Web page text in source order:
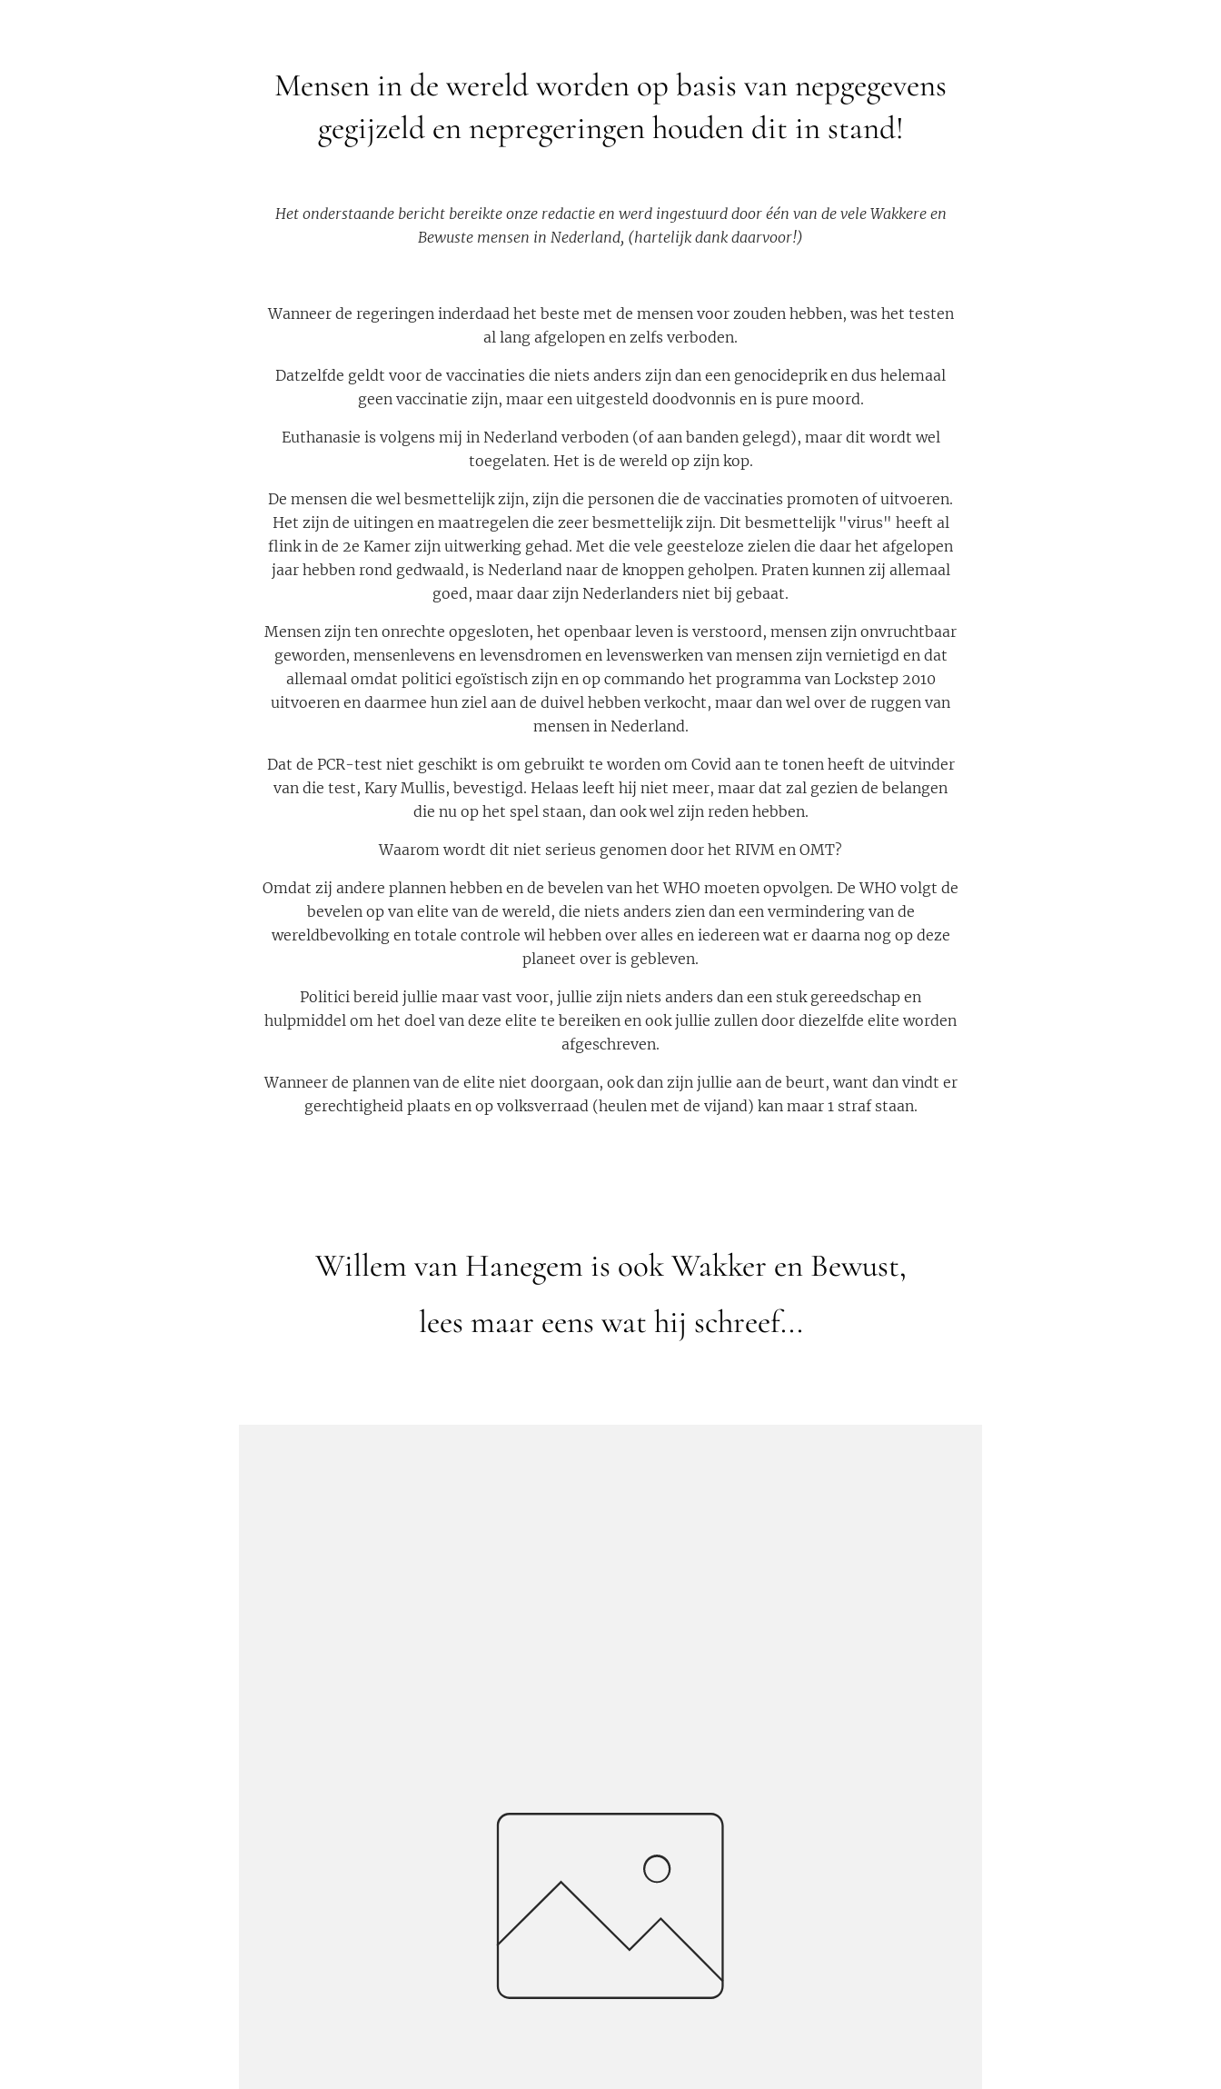
Mensen in de wereld worden op basis van nepgegevens
gegijzeld en nepregeringen houden dit in stand!
Het onderstaande bericht bereikte onze redactie en werd ingestuurd door één van de vele Wakkere en
Bewuste mensen in Nederland, (hartelijk dank daarvoor!)
Wanneer de regeringen inderdaad het beste met de mensen voor zouden hebben, was het testen
al lang afgelopen en zelfs verboden.
Datzelfde geldt voor de vaccinaties die niets anders zijn dan een genocideprik en dus helemaal
geen vaccinatie zijn, maar een uitgesteld doodvonnis en is pure moord.
Euthanasie is volgens mij in Nederland verboden (of aan banden gelegd), maar dit wordt wel
toegelaten. Het is de wereld op zijn kop.
De mensen die wel besmettelijk zijn, zijn die personen die de vaccinaties promoten of uitvoeren.
Het zijn de uitingen en maatregelen die zeer besmettelijk zijn. Dit besmettelijk "virus" heeft al
flink in de 2e Kamer zijn uitwerking gehad. Met die vele geesteloze zielen die daar het afgelopen
jaar hebben rond gedwaald, is Nederland naar de knoppen geholpen. Praten kunnen zij allemaal
goed, maar daar zijn Nederlanders niet bij gebaat.
Mensen zijn ten onrechte opgesloten, het openbaar leven is verstoord, mensen zijn onvruchtbaar
geworden, mensenlevens en levensdromen en levenswerken van mensen zijn vernietigd en dat
allemaal omdat politici egoïstisch zijn en op commando het programma van Lockstep 2010
uitvoeren en daarmee hun ziel aan de duivel hebben verkocht, maar dan wel over de ruggen van
mensen in Nederland.
Dat de PCR-test niet geschikt is om gebruikt te worden om Covid aan te tonen heeft de uitvinder
van die test, Kary Mullis, bevestigd. Helaas leeft hij niet meer, maar dat zal gezien de belangen
die nu op het spel staan, dan ook wel zijn reden hebben.
Waarom wordt dit niet serieus genomen door het RIVM en OMT?
Omdat zij andere plannen hebben en de bevelen van het WHO moeten opvolgen. De WHO volgt de
bevelen op van elite van de wereld, die niets anders zien dan een vermindering van de
wereldbevolking en totale controle wil hebben over alles en iedereen wat er daarna nog op deze
planeet over is gebleven.
Politici bereid jullie maar vast voor, jullie zijn niets anders dan een stuk gereedschap en
hulpmiddel om het doel van deze elite te bereiken en ook jullie zullen door diezelfde elite worden
afgeschreven.
Wanneer de plannen van de elite niet doorgaan, ook dan zijn jullie aan de beurt, want dan vindt er
gerechtigheid plaats en op volksverraad (heulen met de vijand) kan maar 1 straf staan.
Willem van Hanegem is ook Wakker en Bewust,
lees maar eens wat hij schreef...